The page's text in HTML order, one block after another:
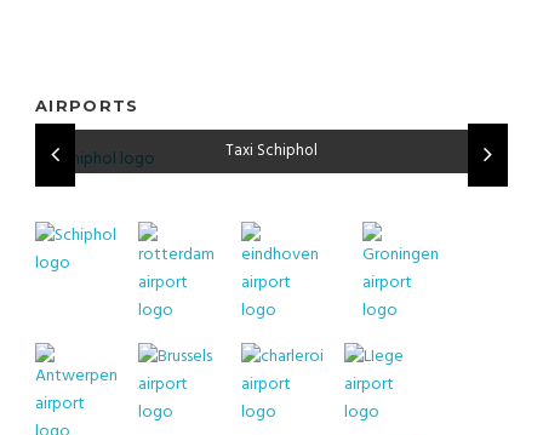
AIRPORTS
Taxi Schiphol
Taxi Rotterdam Den Haag Airport
Taxi Eindhoven Airport
Taxi Groningen Airport Eelde
Taxi Antwerpen Airport
Taxi Brussels Airport
Taxi Charleroi Airport
Taxi Liège Airport
Taxi Dortmund Airport
Taxi Dusseldorf Airport
Taxi Frankfurt Airport
Taxi Keulen Bonn Airport
Taxi Münster Osnabrück Airport
Taxi Weeze Airport
Taxi Paris Charles de Gaulle Airport
Taxi Luxemburg Airport